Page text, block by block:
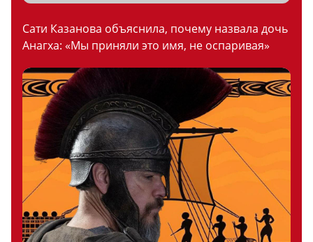
Сати Казанова объяснила, почему назвала дочь
Анагха: «Мы приняли это имя, не оспаривая»